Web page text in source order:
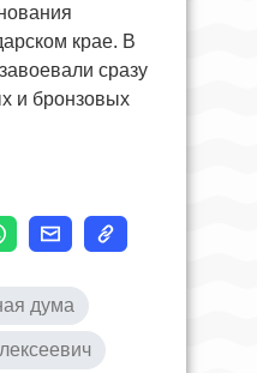
крае. В
сразу
и бронзовых
дума